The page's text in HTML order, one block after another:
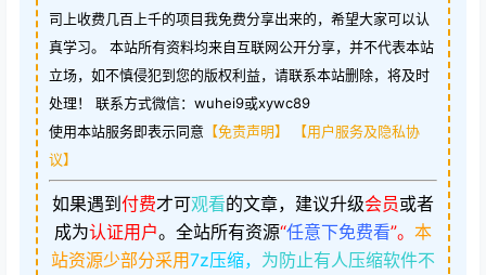
司上收费几百上千的项目我免费分享出来的，希望大家可以认
真学习。 本站所有资料均来自互联网公开分享，并不代表本站
立场，如不慎侵犯到您的版权利益，请联系本站删除，将及时
处理！ 联系方式微信：wuhei9或xywc89
使用本站服务即表示同意 【免责声明】
【用户服务及隐私协
议】
如果遇到付费才可观看的文章，建议升级会员或者
成为认证用户。 全站所有资源“任意下免费看”。 本
站资源少部分采用7z压缩， 为防止有人压缩软件不